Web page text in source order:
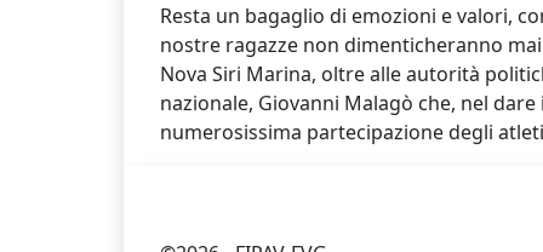
Resta un bagaglio di emozioni e valori,
nostre ragazze non dimenticheranno
Nova Siri Marina, oltre alle autorità
nazionale, Giovanni Malagò che, nel
numerosissima partecipazione degli